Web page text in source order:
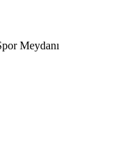
Meydanı